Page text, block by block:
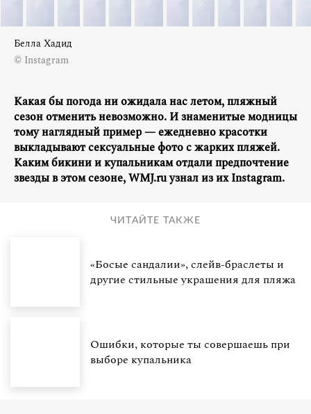
Белла Хадид
© Instagram
Какая бы погода ни ожидала нас летом, пляжный
сезон отменить невозможно. И знаменитые модницы
тому наглядный пример — ежедневно красотки
выкладывают сексуальные фото с жарких пляжей.
Каким бикини и купальникам отдали предпочтение
звезды в этом сезоне, WMJ.ru узнал из их Instagram.
ЧИТАЙТЕ ТАКЖЕ
«Босые сандалии», слейв-браслеты и
другие стильные украшения для пляжа
Ошибки, которые ты совершаешь при
выборе купальника